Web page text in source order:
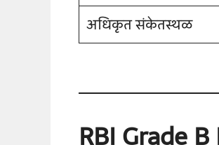
अधिकृत संकेतस्थळ
RBI Grade